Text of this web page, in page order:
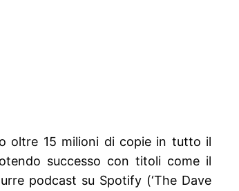
oltre 15 milioni di copie in tutto il
successo con titoli come il
podcast su Spotify (‘The Dave